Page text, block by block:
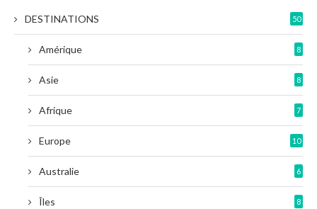
DESTINATIONS 50
Amérique 8
Asie 8
Afrique 7
Europe 10
Australie 6
Îles 8